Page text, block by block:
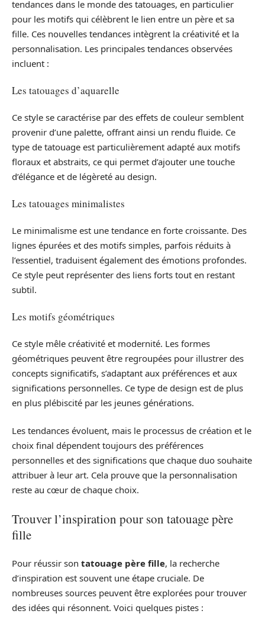
tendances dans le monde des tatouages, en particulier
pour les motifs qui célèbrent le lien entre un père et sa
fille. Ces nouvelles tendances intègrent la créativité et la
personnalisation. Les principales tendances observées
incluent :
Les tatouages d’aquarelle
Ce style se caractérise par des effets de couleur semblent
provenir d’une palette, offrant ainsi un rendu fluide. Ce
type de tatouage est particulièrement adapté aux motifs
floraux et abstraits, ce qui permet d’ajouter une touche
d’élégance et de légèreté au design.
Les tatouages minimalistes
Le minimalisme est une tendance en forte croissante. Des
lignes épurées et des motifs simples, parfois réduits à
l’essentiel, traduisent également des émotions profondes.
Ce style peut représenter des liens forts tout en restant
subtil.
Les motifs géométriques
Ce style mêle créativité et modernité. Les formes
géométriques peuvent être regroupées pour illustrer des
concepts significatifs, s’adaptant aux préférences et aux
significations personnelles. Ce type de design est de plus
en plus plébiscité par les jeunes générations.
Les tendances évoluent, mais le processus de création et le
choix final dépendent toujours des préférences
personnelles et des significations que chaque duo souhaite
attribuer à leur art. Cela prouve que la personnalisation
reste au cœur de chaque choix.
Trouver l’inspiration pour son tatouage père
fille
Pour réussir son tatouage père fille, la recherche
d’inspiration est souvent une étape cruciale. De
nombreuses sources peuvent être explorées pour trouver
des idées qui résonnent. Voici quelques pistes :